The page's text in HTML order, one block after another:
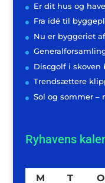
Er dit hus og
Fra idé til
Nu er byggeriet
Discgolf i skoven
Trendsættere
Sol og sommer –
Ryhavens
M mandag
T tirsdag
O